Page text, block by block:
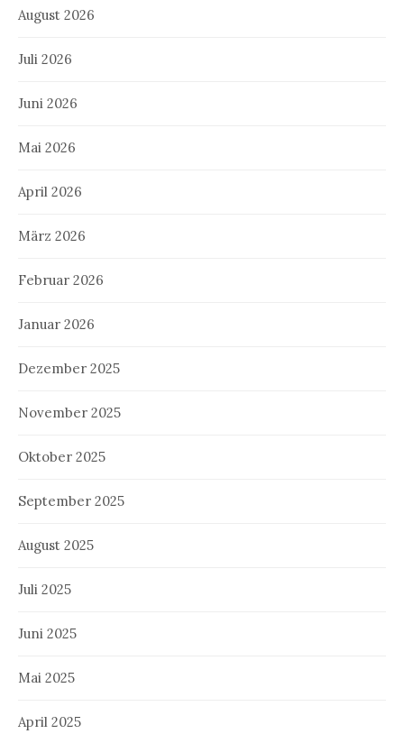
August 2026
Juli 2026
Juni 2026
Mai 2026
April 2026
März 2026
Februar 2026
Januar 2026
Dezember 2025
November 2025
Oktober 2025
September 2025
August 2025
Juli 2025
Juni 2025
Mai 2025
April 2025